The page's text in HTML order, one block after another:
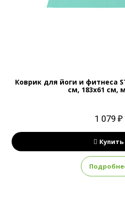
Коврик для йоги и фитнеса
см, 183x61 см,
1 079 ₽
Купить